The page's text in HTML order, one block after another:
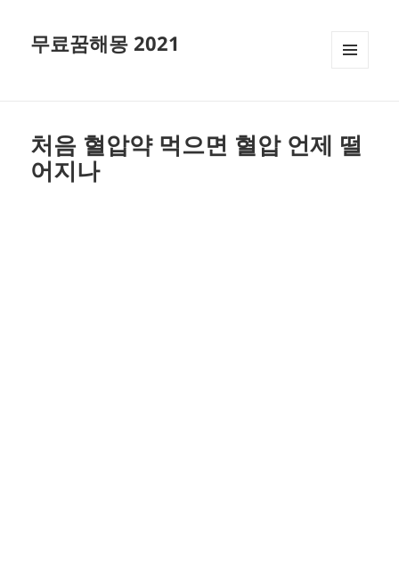
무료꿈해몽 2021
처음 혈압약 먹으면 혈압 언제 떨
어지나